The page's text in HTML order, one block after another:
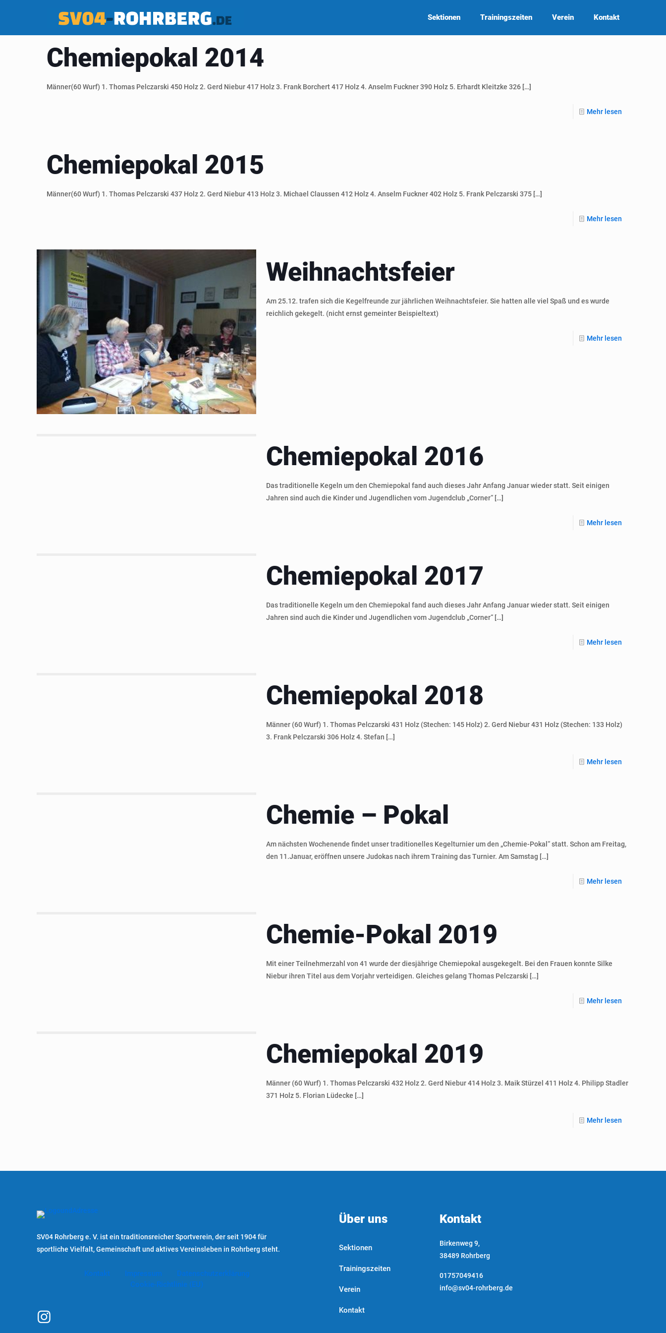
Sektionen Trainingszeiten Verein Kontakt
Chemiepokal 2014
Männer(60 Wurf) 1. Thomas Pelczarski 450 Holz 2. Gerd Niebur 417 Holz 3. Frank Borchert 417 Holz 4. Anselm Fuckner 390 Holz 5. Erhardt Kleitzke 326 […]
Mehr lesen
Chemiepokal 2015
Männer(60 Wurf) 1. Thomas Pelczarski 437 Holz 2. Gerd Niebur 413 Holz 3. Michael Claussen 412 Holz 4. Anselm Fuckner 402 Holz 5. Frank Pelczarski 375 […]
Mehr lesen
Weihnachtsfeier
Am 25.12. trafen sich die Kegelfreunde zur jährlichen Weihnachtsfeier. Sie hatten alle viel Spaß und es wurde
reichlich gekegelt. (nicht ernst gemeinter Beispieltext)
Mehr lesen
Chemiepokal 2016
Das traditionelle Kegeln um den Chemiepokal fand auch dieses Jahr Anfang Januar wieder statt. Seit einigen
Jahren sind auch die Kinder und Jugendlichen vom Jugendclub „Corner“[…]
Mehr lesen
Chemiepokal 2017
Das traditionelle Kegeln um den Chemiepokal fand auch dieses Jahr Anfang Januar wieder statt. Seit einigen
Jahren sind auch die Kinder und Jugendlichen vom Jugendclub „Corner“[…]
Mehr lesen
Chemiepokal 2018
Männer (60 Wurf) 1. Thomas Pelczarski 431 Holz (Stechen: 145 Holz) 2. Gerd Niebur 431 Holz (Stechen: 133 Holz)
3. Frank Pelczarski 306 Holz 4. Stefan […]
Mehr lesen
Chemie – Pokal
Am nächsten Wochenende findet unser traditionelles Kegelturnier um den „Chemie-Pokal“ statt. Schon am Freitag,
den 11.Januar, eröffnen unsere Judokas nach ihrem Training das Turnier. Am Samstag […]
Mehr lesen
Chemie-Pokal 2019
Mit einer Teilnehmerzahl von 41 wurde der diesjährige Chemiepokal ausgekegelt. Bei den Frauen konnte Silke
Niebur ihren Titel aus dem Vorjahr verteidigen. Gleiches gelang Thomas Pelczarski […]
Mehr lesen
Chemiepokal 2019
Männer (60 Wurf) 1. Thomas Pelczarski 432 Holz 2. Gerd Niebur 414 Holz 3. Maik Stürzel 411 Holz 4. Philipp Stadler
371 Holz 5. Florian Lüdecke […]
Mehr lesen
SV04 Rohrberg e. V. ist ein traditionsreicher Sportverein, der seit 1904 für
sportliche Vielfalt, Gemeinschaft und aktives Vereinsleben in Rohrberg steht.
Kontakt Impressum
Datenschutzerklärung
Cookie-Richtlinie (EU)
Über uns
Sektionen
Trainingszeiten
Verein
Kontakt
Kontakt
Birkenweg 9,
38489 Rohrberg
01757049416
info@sv04-rohrberg.de